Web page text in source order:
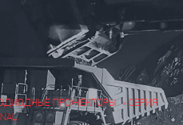
ПРОЖЕКТОРЫ » СЕРИЯ